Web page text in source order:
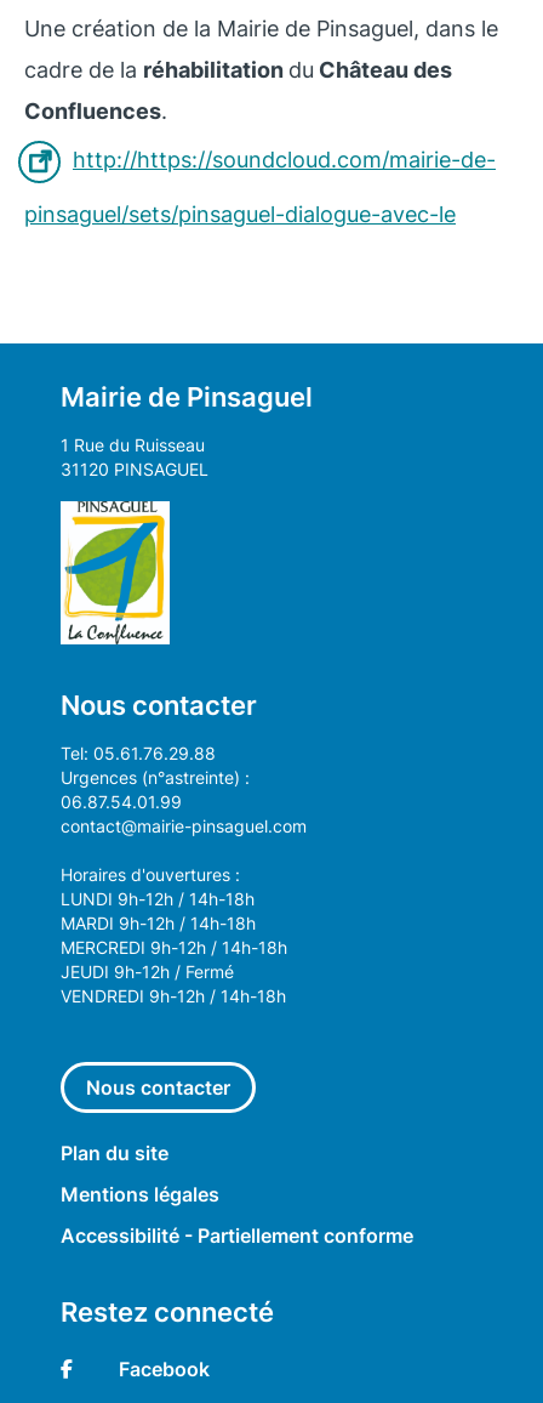
Une création de la Mairie de Pinsaguel, dans le
cadre de la réhabilitation du Château des
Confluences.
http://https://soundcloud.com/mairie-de-
pinsaguel/sets/pinsaguel-dialogue-avec-le
Mairie de Pinsaguel
1 Rue du Ruisseau
31120 PINSAGUEL
Nous contacter
Tel: 05.61.76.29.88
Urgences (n°astreinte) :
06.87.54.01.99
contact@mairie-pinsaguel.com
Horaires d'ouvertures :
LUNDI 9h-12h / 14h-18h
MARDI 9h-12h / 14h-18h
MERCREDI 9h-12h / 14h-18h
JEUDI 9h-12h / Fermé
VENDREDI 9h-12h / 14h-18h
Nous contacter
Plan du site
Mentions légales
Accessibilité - Partiellement conforme
Restez connecté
Facebook